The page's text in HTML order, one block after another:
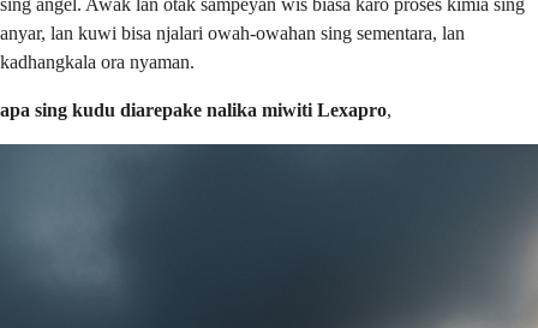
sing angel. Awak lan otak sampeyan wis biasa karo proses kimia sing
anyar, lan kuwi bisa njalari owah-owahan sing sementara, lan
kadhangkala ora nyaman.
apa sing kudu diarepake nalika miwiti Lexapro,